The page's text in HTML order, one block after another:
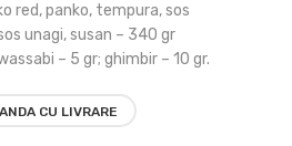
to
wishlist
red, panko, tempura, sos
unagi, susan – 340 gr
– 5 gr; ghimbir – 10 gr.
CU LIVRARE